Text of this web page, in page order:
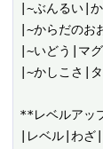
|~ぶんるい|
|~からだのお
|~いどう|マグ
|~かしこさ|タ
**レベルアッ
|レベル|わざ